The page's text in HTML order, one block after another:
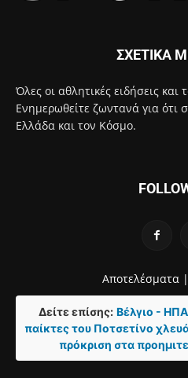
ΣΧΕΤΙΚΑ
Όλες οι αθλητικές ειδήσεις και
Ενημερωθείτε ζωντανά για ότι
Ελλάδα και τον Κόσμο.
Αποτελέσματα |
Δείτε επίσης: Βέλγιο -
παίκτες του Ποτσετίνο
πρόκριση στα